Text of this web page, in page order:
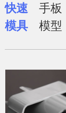
快速
模具
手板
模型